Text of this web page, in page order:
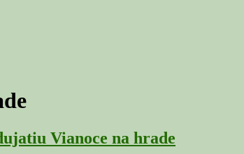
Vianoce na hrade